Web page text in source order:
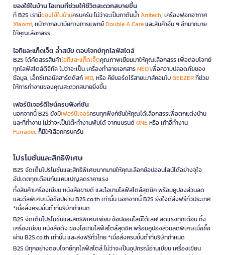
ของใช้ในบ้าน ไอเทมที่ช่วยให้ชีวิตสะดวกสบายขึ้น
ที่ B2S เรามีของใช้ในบ้านครบครัน ไม่ว่าจะเป็นกาต้มน้ำAnitech, เครื่องฟอกอากาศ
Xiaomi, หน้ากากอนามัยทางการแพทย์Double A Careและสินค้าอื่น ๆ อีกมากมาย
ให้คุณเลือกสรร
ไอทีและแก็ดเจ็ต ล้ำสมัย ตอบโจทย์ทุกไลฟ์สไตล์
B2S ได้คัดสรรสินค้าไอทีและแก็ดเจ็ตคุณภาพเยี่ยมมาให้คุณเลือกสรร เพื่อตอบโจทย์
ทุกไลฟ์สไตล์ดิจิทัล ไม่ว่าจะเป็น เครื่องทำลายเอกสารNEOเพื่อความปลอดภัยของ
ข้อมูล, เอ็กซ์เทอนัลฮาร์ดดิสก์WD, หรือ คีย์บอร์ดไร้สายเมาส์คอมโบGEEZERที่ช่วย
ให้การทำงานของคุณสะดวกสบายยิ่งขึ้น
เฟอร์นิเจอร์ดีไซน์ครบฟังก์ชั่น
นอกจากนี้ B2S ยังมีเฟอร์นิเจอร์ครบทุกฟังก์ชันให้คุณได้เลือกสรรเพื่อตกแต่งบ้าน
และที่ทำงาน ไม่ว่าจะเป็นโต๊ะทำงานพับได้ จากแบรนด์ONEหรือ เก้าอี้ทำงาน
Furradecก็มีให้เลือกครบครัน
โปรโมชั่นและสิทธิพิเศษ
B2S จัดเต็มโปรโมชั่นและสิทธิพิเศษมากมายให้คุณเลือกช้อปออนไลน์ได้อย่างจุใจ
อัปเดตทุกเดือนกับแคมเปญลดราคาแรง
ทั้งสินค้าเครื่องเขียน หนังสือขายดี และไอเทมไลฟ์สไตล์สุดชิค พร้อมคูปองส่วนลด
และดีลพิเศษเมื่อช้อปผ่าน B2S.co.th เท่านั้น นอกจากนี้ B2S ยังใจดีส่งฟรีทั่วประเทศ
*เมื่อสั่งครบขั้นต่ำที่บริษัทกำหนด
B2S จัดเต็มโปรโมชั่นและสิทธิพิเศษเพียบ ช้อปออนไลน์ได้เลย! ลดแรงทุกเดือน ทั้ง
เครื่องเขียน หนังสือดัง ของไอเทมไลฟ์สไตล์สุดชิค พร้อมคูปองส่วนลดพิเศษเมื่อซื้อ
ผ่าน B2S.co.th เท่านั้น และส่งฟรีทั่วไทย *เมื่อสั่งครบขั้นต่ำที่บริษัทกำหนด
B2S มีทุกอย่างตอบโจทย์ทุกไลฟ์สไตล์ ไม่ว่าจะเป็นอุปกรณ์อ่านเขียน เครื่องเขียน